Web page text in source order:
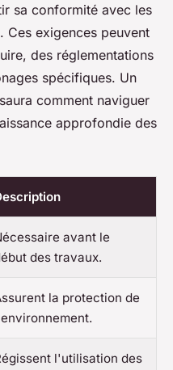
sa conformité avec les
Ces exigences peuvent
des réglementations
spécifiques. Un
saura comment naviguer
approfondie des
avant le
des travaux.
la protection de
l'utilisation des